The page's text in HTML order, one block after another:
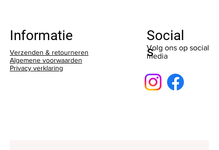
Verzenden & retourneren
Algemene voorwaarden
Privacy verklaring
Informatie
Social
s
Volg ons op social
media